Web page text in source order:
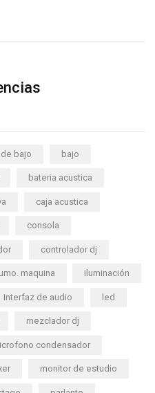
bajo bajo
bateria acustica
caja acustica
consola
controlador dj
maquina iluminación
Interfaz de audio led
mezclador dj
condensador
monitor de estudio